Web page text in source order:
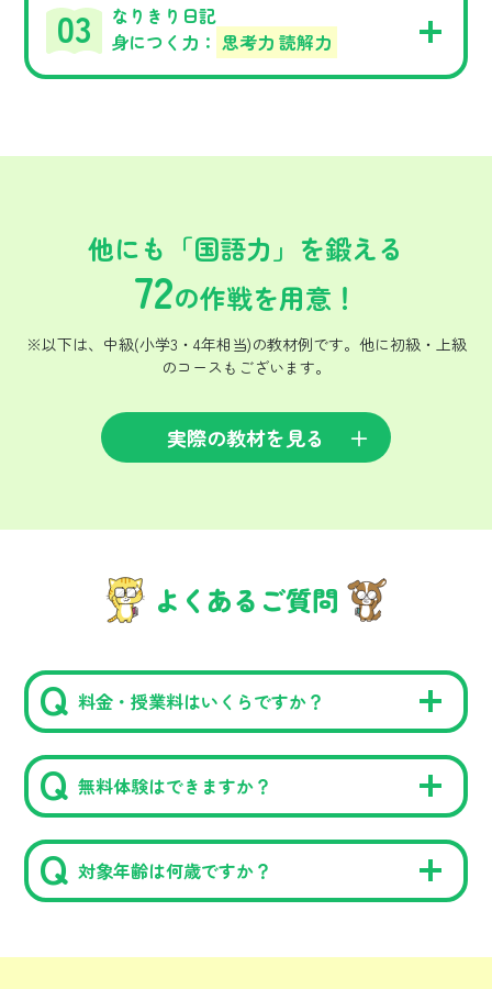
なりきり日記
身につく力： 思考力 読解力
他にも「国語力」を鍛える
72の作戦を用意！
※以下は、中級(小学3・4年相当)の教材例です。他に初級・上級
のコースもございます。
実際の教材を見る
よくあるご質問
料金・授業料はいくらですか？
無料体験はできますか？
対象年齢は何歳ですか？